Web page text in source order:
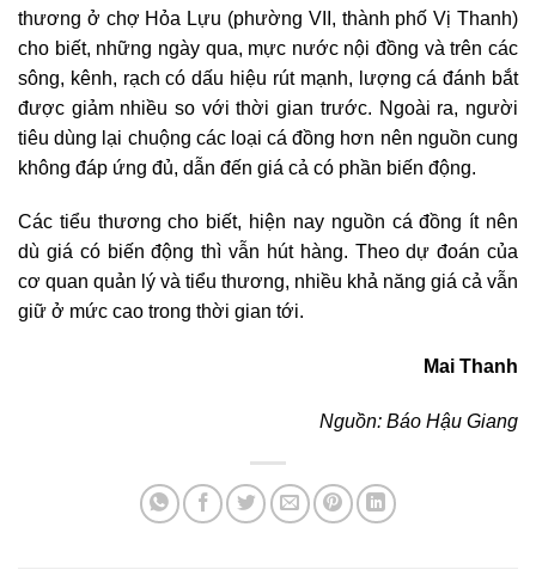
thương ở chợ Hỏa Lựu (phường VII, thành phố Vị Thanh)
cho biết, những ngày qua, mực nước nội đồng và trên các
sông, kênh, rạch có dấu hiệu rút mạnh, lượng cá đánh bắt
được giảm nhiều so với thời gian trước. Ngoài ra, người
tiêu dùng lại chuộng các loại cá đồng hơn nên nguồn cung
không đáp ứng đủ, dẫn đến giá cả có phần biến động.
Các tiểu thương cho biết, hiện nay nguồn cá đồng ít nên
dù giá có biến động thì vẫn hút hàng. Theo dự đoán của
cơ quan quản lý và tiểu thương, nhiều khả năng giá cả vẫn
giữ ở mức cao trong thời gian tới.
Mai Thanh
Nguồn: Báo Hậu Giang